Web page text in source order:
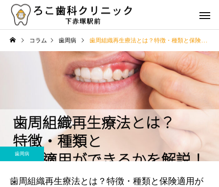
虫歯治療 歯周病
治療
歯の詰め物やクラウンの種
類とその特徴は？選び方の
ポイントも解説
コラム
食事と栄養のポイント
コラム 歯周病 歯周組織再生療法とは？特徴・種類と保険適用ができるかを解説！
歯周病
歯周組織再生療法とは？特徴・種類と保険適用が